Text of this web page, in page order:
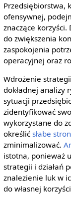
Przedsiębiorstwa,
ofensywnej,
znaczące korzyści.
do zwiększenia
zaspokojenia
operacyjnej oraz
Wdrożenie
dokładnej analizy
sytuacji
zidentyfikować
wykorzystane do
określić słabe
zminimalizować.
istotna, ponieważ
strategii i działań
znalezienie luk w
do własnej